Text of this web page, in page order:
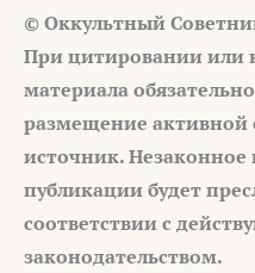
© Оккультный
При цитировании или
материала
размещение активной
источник. Незаконное
публикации будет
соответствии с
законодательством.